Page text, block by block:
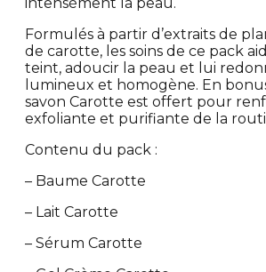
Formulés à partir d’extraits de
de carotte, les soins de ce pack
teint, adoucir la peau et lui
lumineux et homogène. En
savon Carotte est offert pour
exfoliante et purifiante de la
Contenu du pack :
– Baume Carotte
– Lait Carotte
– Sérum Carotte